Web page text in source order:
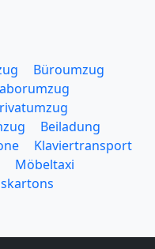
Büroumzug
Beiladung
Klaviertransport
Möbeltaxi